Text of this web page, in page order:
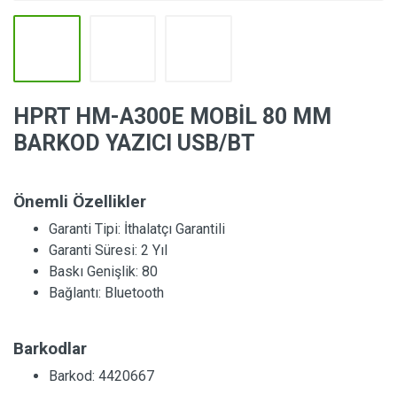
HPRT HM-A300E MOBİL 80 MM
BARKOD YAZICI USB/BT
Önemli Özellikler
Garanti Tipi: İthalatçı Garantili
Garanti Süresi: 2 Yıl
Baskı Genişlik: 80
Bağlantı: Bluetooth
Barkodlar
Barkod: 4420667